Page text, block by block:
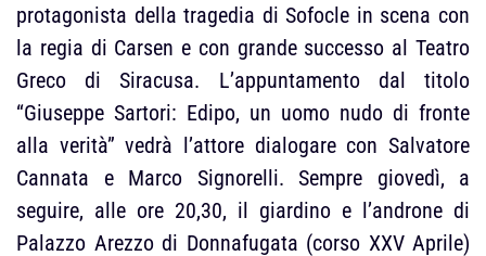
protagonista della tragedia di Sofocle in scena con
la regia di Carsen e con grande successo al Teatro
Greco di Siracusa. L’appuntamento dal titolo
“Giuseppe Sartori: Edipo, un uomo nudo di fronte
alla verità” vedrà l’attore dialogare con Salvatore
Cannata e Marco Signorelli. Sempre giovedì, a
seguire, alle ore 20,30, il giardino e l’androne di
Palazzo Arezzo di Donnafugata (corso XXV Aprile)